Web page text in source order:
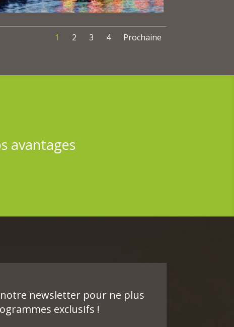
1 2 3 4 Prochaine
avantages
newsletter pour ne plus
exclusifs !